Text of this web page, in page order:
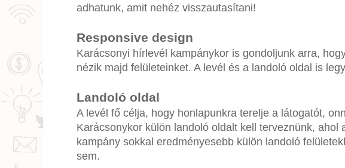
adhatunk, amit nehéz visszautasítani!
Responsive design
Karácsonyi hírlevél kampánykor is gondoljunk arra,
nézik majd felületeinket. A levél és a landoló oldal is
Landoló oldal
A levél fő célja, hogy honlapunkra terelje a látogatót,
Karácsonykor külön landoló oldalt kell terveznünk, ahol
kampány sokkal eredményesebb külön landoló
sem.